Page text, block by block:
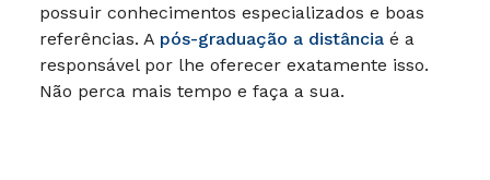
possuir conhecimentos especializados e boas
referências. A pós-graduação a distância é a
responsável por lhe oferecer exatamente isso.
Não perca mais tempo e faça a sua.